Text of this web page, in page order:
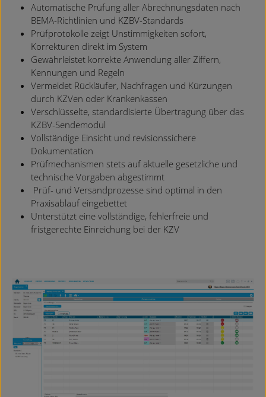
Automatische Prüfung aller Abrechnungsdaten nach
BEMA-Richtlinien und KZBV-Standards
Prüfprotokolle zeigt Unstimmigkeiten sofort,
Korrekturen direkt im System
Gewährleistet korrekte Anwendung aller Ziffern,
Kennungen und Regeln
Vermeidet Rückläufer, Nachfragen und Kürzungen
durch KZVen oder Krankenkassen
Verschlüsselte, standardisierte Übertragung über das
KZBV-Sendemodul
Vollständige Einsicht und revisionssichere
Dokumentation
Prüfmechanismen stets auf aktuelle gesetzliche und
technische Vorgaben abgestimmt
Prüf- und Versandprozesse sind optimal in den
Praxisablauf eingebettet
Unterstützt eine vollständige, fehlerfreie und
fristgerechte Einreichung bei der KZV